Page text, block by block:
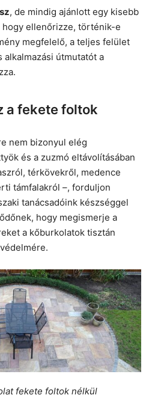
, de mindig ajánlott egy kisebb
ellenőrizze, történik-e
megfelelő, a teljes felület
alkalmazási útmutatót a
a fekete foltok
nem bizonyul elég
és a zuzmó eltávolításában
térkövekről, medence
támfalakról –, forduljon
tanácsadóink készséggel
hogy megismerje a
a kőburkolatok tisztán
fekete foltok nélkül